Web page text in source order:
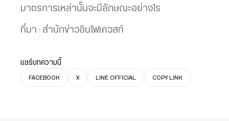
มาตรการเหล่านั้นจะมีลักษณะอย่างไร
ที่มา : สำนักข่าวอินโฟเควสท์
แชร์บทความนี้
FACEBOOK X LINE OFFICIAL COPY LINK